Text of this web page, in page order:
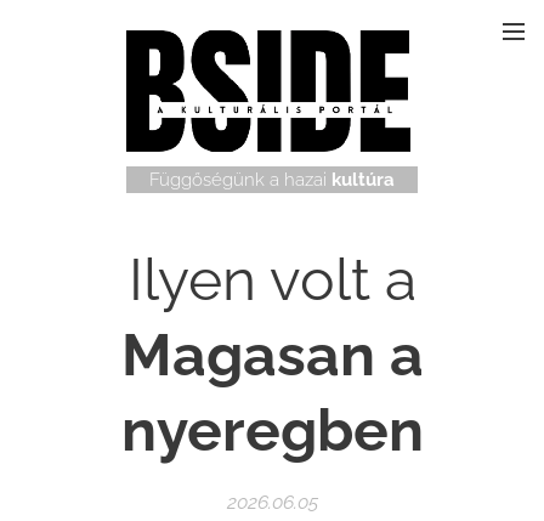
Függőségünk a hazai kultúra
Ilyen volt a
Magasan a
nyeregben
2026.06.05